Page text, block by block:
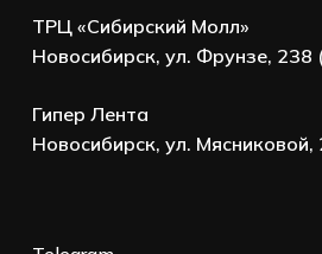
ТРЦ «Сибирский Молл»
Новосибирск, ул. Фрунзе, 238
Гипер Лента
Новосибирск, ул. Мясниковой,